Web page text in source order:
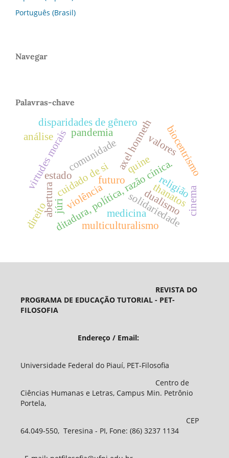
Português (Brasil)
Navegar
Palavras-chave
cuidado de si
violência
ditadura, política, razão cínica.
axel honneth
solidariedade
estado
comunidade biocentrismo
virtudes morais religião
medicinadualismo
thanatos
disparidades de gênero
futuro
pandemia valores
abertura
multiculturalismo
análise
quine
direito júri cinema
REVISTA DO
PROGRAMA DE EDUCAÇÃO TUTORIAL - PET-
FILOSOFIA
Endereço / Email:
Universidade Federal do Piauí, PET-Filosofia
Centro de
Ciências Humanas e Letras, Campus Min. Petrônio
Portela,
CEP
64.049-550, Teresina - PI, Fone: (86) 3237 1134